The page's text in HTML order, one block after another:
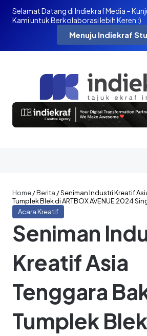
Selamat Datang di Indiekraf Media –
Kami untuk Berkolaborasi lebih Keren :)
Menuju Indiekraf
Home/Berita /Seniman Industri Kreatif
Tumplek Blek di ARTBOX AVENUE 2024
Acara Kreatif
Seniman
Kreatif Asia
Tenggara
Tumplek